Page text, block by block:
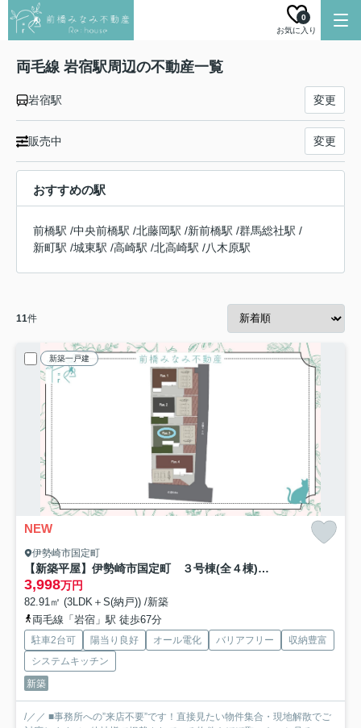
お気に入り
0
両毛線 岩宿駅周辺の不動産一覧
岩宿駅 変更
販売中 変更
おすすめの駅
前橋駅 /中央前橋駅 /北藤岡駅 /新前橋駅 /群馬総社駅 /
新町駅 /城東駅 /高崎駅 /北高崎駅 /八木原駅
11件
新築一戸建
NEW
伊勢崎市国定町
【新築平屋】伊勢崎市国定町 ３号棟(全４棟) トイボックス 新築建売分譲
3,998万円
82.91㎡ (3LDK＋S(納戸)) /新築
両毛線「岩宿」駅 徒歩67分
駐車2台可 陽当り良好 オール電化 バリアフリー
収納豊富
システムキッチン
新築
/／／ ■事務所への”来店不要”です！直接見たい物件集合・現地解散でご